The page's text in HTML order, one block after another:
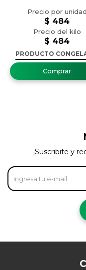
$ 484
$ 484
PRODUCTO
¡Suscribite y